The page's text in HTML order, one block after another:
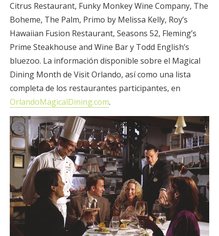
Citrus Restaurant, Funky Monkey Wine Company, The
Boheme, The Palm, Primo by Melissa Kelly, Roy’s
Hawaiian Fusion Restaurant, Seasons 52, Fleming’s
Prime Steakhouse and Wine Bar y Todd English’s
bluezoo. La información disponible sobre el Magical
Dining Month de Visit Orlando, así como una lista
completa de los restaurantes participantes, en
OrlandoMagicalDining.com.